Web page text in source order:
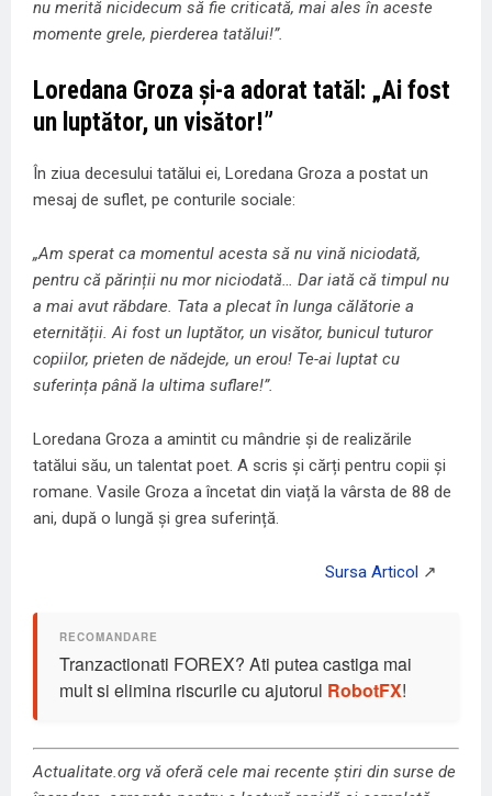
nu merită nicidecum să fie criticată, mai ales în aceste
momente grele, pierderea tatălui!”.
Loredana Groza și-a adorat tatăl: „Ai fost
un luptător, un visător!”
În ziua decesului tatălui ei, Loredana Groza a postat un
mesaj de suflet, pe conturile sociale:
„Am sperat ca momentul acesta să nu vină niciodată,
pentru că părinții nu mor niciodată… Dar iată că timpul nu
a mai avut răbdare. Tata a plecat în lunga călătorie a
eternității. Ai fost un luptător, un visător, bunicul tuturor
copiilor, prieten de nădejde, un erou! Te-ai luptat cu
suferința până la ultima suflare!”.
Loredana Groza a amintit cu mândrie și de realizările
tatălui său, un talentat poet. A scris și cărți pentru copii și
romane. Vasile Groza a încetat din viață la vârsta de 88 de
ani, după o lungă și grea suferință.
Tranzactionati FOREX? Ati putea castiga mai
mult si elimina riscurile cu ajutorul RobotFX!
Actualitate.org vă oferă cele mai recente știri din surse de